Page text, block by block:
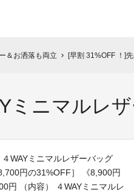
＆お洒落も両立 chevron_right [早割 31%OFF ！]
ミニマルレ
WAYミニマルレザーバッグ
円の31%OFF］ 《8,900円
円 （内容） ４WAYミニマルレ